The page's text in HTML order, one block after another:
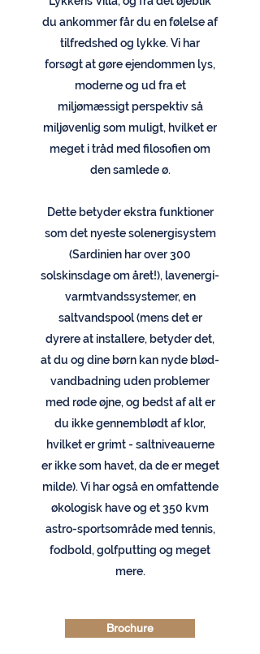
du ankommer får du en følelse af
tilfredshed og lykke. Vi har
forsøgt at gøre ejendommen lys,
moderne og ud fra et
miljømæssigt perspektiv så
miljøvenlig som muligt, hvilket er
meget i tråd med filosofien om
den samlede ø.
Dette betyder ekstra funktioner
som det nyeste solenergisystem
(Sardinien har over 300
solskinsdage om året!), lavenergi-
varmtvandssystemer, en
saltvandspool (mens det er
dyrere at installere, betyder det,
at du og dine børn kan nyde blød-
vandbadning uden problemer
med røde øjne, og bedst af alt er
du ikke gennemblødt af klor,
hvilket er grimt - saltniveauerne
er ikke som havet, da de er meget
milde). Vi har også en omfattende
økologisk have og et 350 kvm
astro-sportsområde med tennis,
fodbold, golfputting og meget
mere.
Brochure